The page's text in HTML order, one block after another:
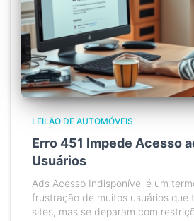
LEILÃO DE AUTOMÓVEIS
Erro 451 Impede Acesso
Usuários
Ads Acesso Indisponível é um
frustração de muitos usuários que
sites, mas se deparam com